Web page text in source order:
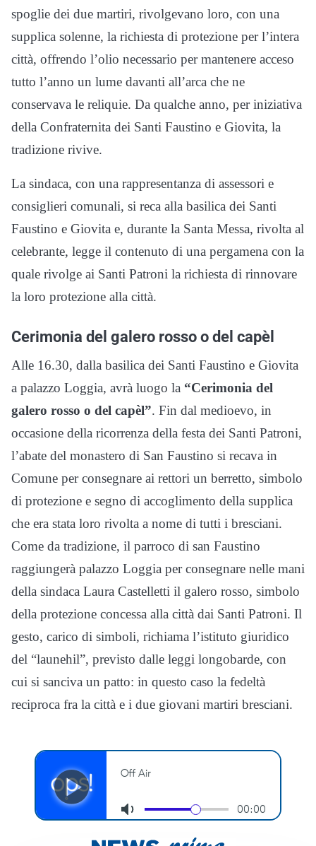
spoglie dei due martiri, rivolgevano loro, con una
supplica solenne, la richiesta di protezione per l’intera
città, offrendo l’olio necessario per mantenere acceso
tutto l’anno un lume davanti all’arca che ne
conservava le reliquie. Da qualche anno, per iniziativa
della Confraternita dei Santi Faustino e Giovita, la
tradizione rivive.
La sindaca, con una rappresentanza di assessori e
consiglieri comunali, si reca alla basilica dei Santi
Faustino e Giovita e, durante la Santa Messa, rivolta al
celebrante, legge il contenuto di una pergamena con la
quale rivolge ai Santi Patroni la richiesta di rinnovare
la loro protezione alla città.
Cerimonia del galero rosso o del capèl
Alle 16.30, dalla basilica dei Santi Faustino e Giovita
a palazzo Loggia, avrà luogo la “Cerimonia del
galero rosso o del capèl”. Fin dal medioevo, in
occasione della ricorrenza della festa dei Santi Patroni,
l’abate del monastero di San Faustino si recava in
Comune per consegnare ai rettori un berretto, simbolo
di protezione e segno di accoglimento della supplica
che era stata loro rivolta a nome di tutti i bresciani.
Come da tradizione, il parroco di san Faustino
raggiungerà palazzo Loggia per consegnare nelle mani
della sindaca Laura Castelletti il galero rosso, simbolo
della protezione concessa alla città dai Santi Patroni. Il
gesto, carico di simboli, richiama l’istituto giuridico
del “launehil”, previsto dalle leggi longobarde, con
cui si sanciva un patto: in questo caso la fedeltà
reciproca fra la città e i due giovani martiri bresciani.